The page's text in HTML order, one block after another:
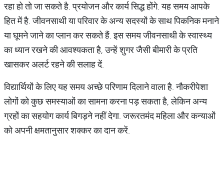
रहा हो तो जा सकते है. प्रयोजन और कार्य सिद्ध होंगे. यह समय आपके
हित में है. जीवनसाथी या परिवार के अन्य सदस्यों के साथ पिकनिक मनाने
या घूमने जाने का प्लान कर सकते हैं. इस समय जीवनसाथी के स्वास्थ्य
का ध्यान रखने की आवश्यकता है, उन्हें शुगर जैसी बीमारी के प्रति
खासकर अलर्ट रहने की सलाह दें.
विद्यार्थियों के लिए यह समय अच्छे परिणाम दिलाने वाला है. नौकरीपेशा
लोगों को कुछ समस्याओं का सामना करना पड़ सकता है, लेकिन अन्य
ग्रहों का सहयोग कार्य बिगड़ने नहीं देगा. जरूरतमंद महिला और कन्याओं
को अपनी क्षमतानुसार शक्कर का दान करें.